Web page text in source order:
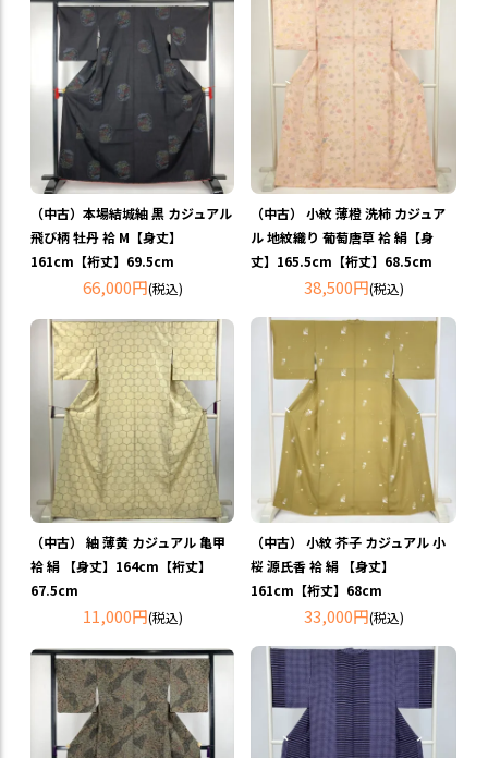
（中古）本場結城紬 黒 カジュアル
飛び柄 牡丹 袷 M【身丈】
161cm【裄丈】69.5cm
66,000円(税込)
（中古） 小紋 薄橙 洗柿 カジュア
ル 地紋織り 葡萄唐草 袷 絹【身
丈】165.5cm【裄丈】68.5cm
38,500円(税込)
（中古） 紬 薄黄 カジュアル 亀甲
袷 絹 【身丈】164cm【裄丈】
67.5cm
11,000円(税込)
（中古） 小紋 芥子 カジュアル 小
桜 源氏香 袷 絹 【身丈】
161cm【裄丈】68cm
33,000円(税込)